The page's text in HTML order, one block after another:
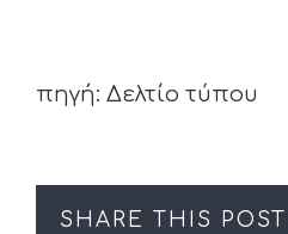
πηγή: Δελτίο τύπου
SHARE THIS POST